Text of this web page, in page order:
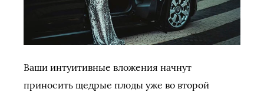
Ваши интуитивные вложения начнут
приносить щедрые плоды уже во второй